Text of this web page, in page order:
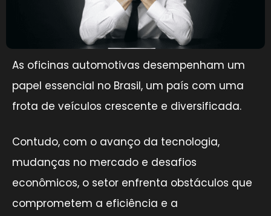
As oficinas automotivas desempenham um
papel essencial no Brasil, um país com uma
frota de veículos crescente e diversificada.
Contudo, com o avanço da tecnologia,
mudanças no mercado e desafios
econômicos, o setor enfrenta obstáculos que
comprometem a eficiência e a